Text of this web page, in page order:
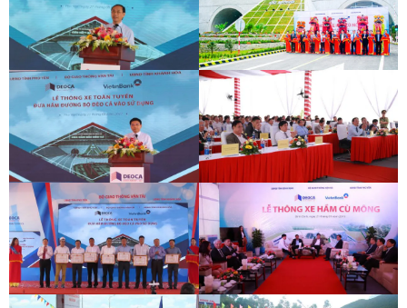
LỄ THÔNG HẦM ĐÈO CẢ
LỄ THÔNG HẦM ĐÈO CẢ
LỄ THÔNG HẦM ĐÈO CẢ
LỄ THÔNG HẦM CÙ MÔNG
LỄ THÔNG HẦM CÙ MÔNG
LỄ THÔNG HẦM CÙ MÔNG